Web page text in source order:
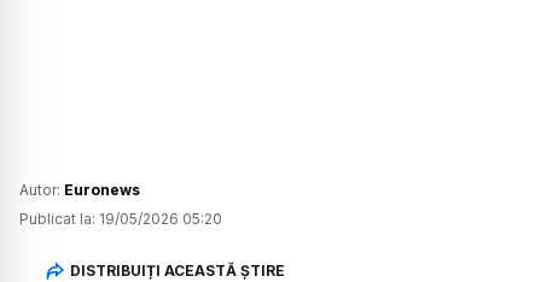
Autor: Euronews
Publicat la: 19/05/2026 05:20
DISTRIBUIȚI ACEASTĂ ȘTIRE